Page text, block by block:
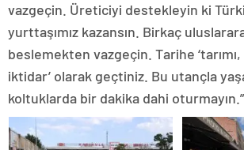
vazgeçin. Üreticiyi destekleyin ki
yurttaşımız kazansın. Birkaç
beslemekten vazgeçin. Tarihe
iktidar’ olarak geçtiniz. Bu utançla
koltuklarda bir dakika dahi oturmayın.”